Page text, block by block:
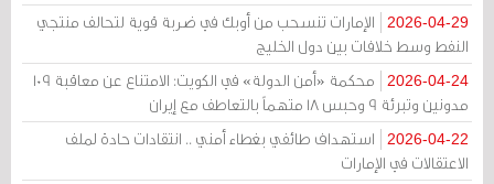
2026-04-29
الإمارات تنسحب من أوبك في ضربة قوية لتحالف منتجي
النفط وسط خلافات بين دول الخليج
2026-04-24
محكمة «أمن الدولة» في الكويت: الامتناع عن معاقبة 109
مدونين وتبرئة 9 وحبس 18 متهماً بالتعاطف مع إيران
2026-04-22
استهداف طائفي بغطاء أمني .. انتقادات حادة لملف
الاعتقالات في الإمارات